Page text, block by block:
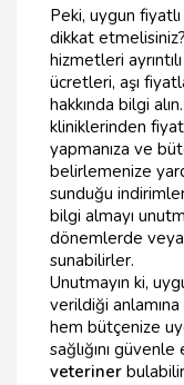
Peki, uygun fiyatlı
dikkat
hizmetleri
ücretleri, aşı
hakkında bilgi
kliniklerinden
yapmanıza ve
belirlemenize
sunduğu
bilgi almayı
dönemlerde
sunabilirler.
Unutmayın ki,
verildiği
hem bütçenize
sağlığını
veteriner